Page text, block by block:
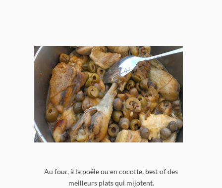
Au four, à la poêle ou en cocotte, best of des
meilleurs plats qui mijotent.